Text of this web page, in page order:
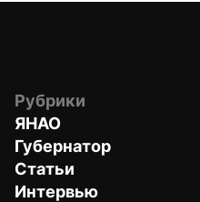
Рубрики
ЯНАО
Губернатор
Статьи
Интервью